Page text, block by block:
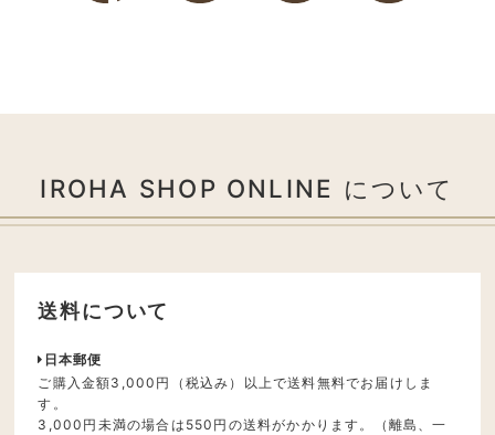
IROHA SHOP ONLINE について
送料について
日本郵便
ご購入金額3,000円（税込み）以上で送料無料でお届けしま
す。
3,000円未満の場合は550円の送料がかかります。（離島、一